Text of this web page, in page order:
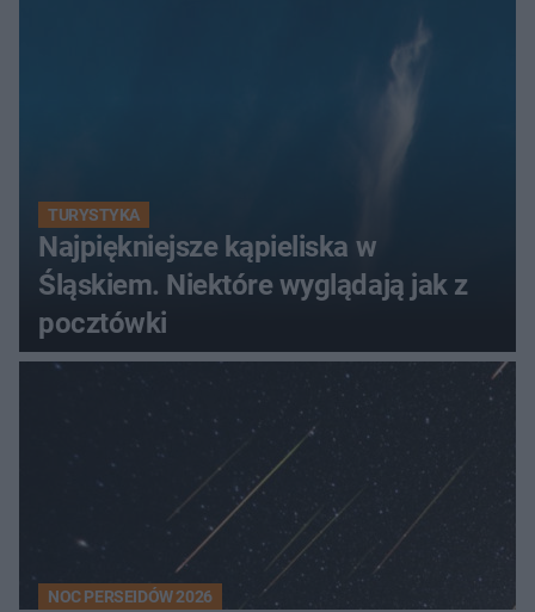
TURYSTYKA
Najpiękniejsze kąpieliska w
Śląskiem. Niektóre wyglądają jak z
pocztówki
NOC PERSEIDÓW 2026